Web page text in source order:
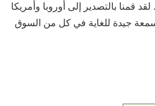
قمنا بالتصدير إلى أوروبا وأمريكا
جيدة للغاية في كل من السوق